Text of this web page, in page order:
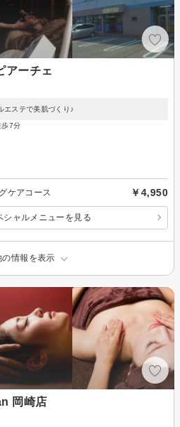
アーチェ
エステで美肌づくり♪
歩7分
ケアコース ￥4,950
シャルメニューを見る
の情報を表示
岡崎店